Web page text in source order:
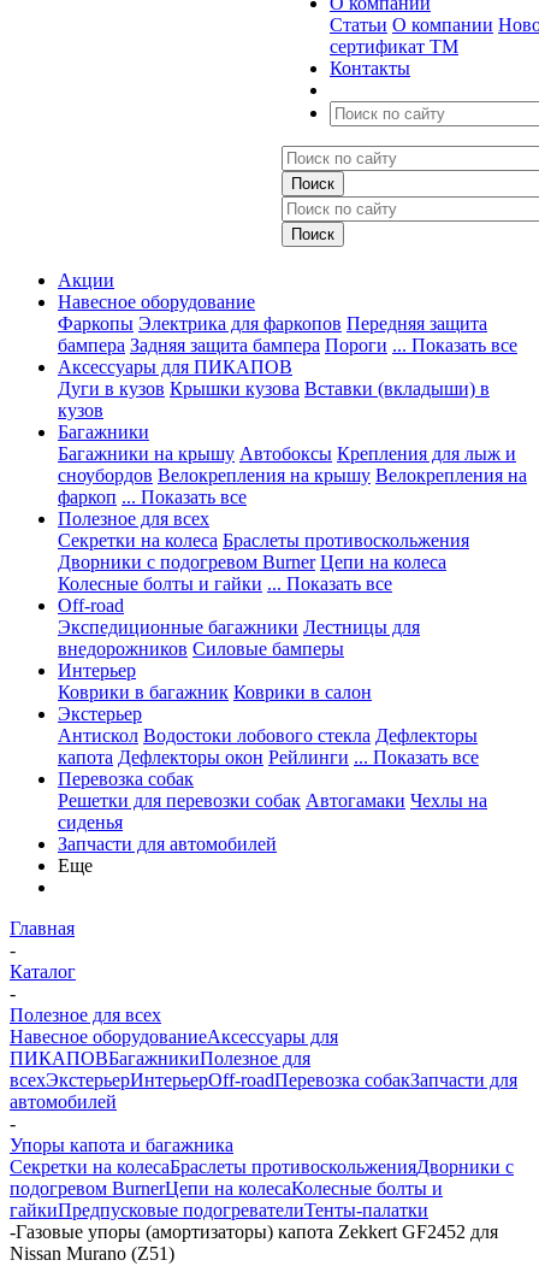
Статьи О компании
сертификат ТМ
Контакты
Акции
Навесное оборудование
Фаркопы Электрика для фаркопов Передняя защита
бампера Задняя защита бампера Пороги ... Показать все
Аксессуары для ПИКАПОВ
Дуги в кузов Крышки кузова Вставки (вкладыши) в
кузов
Багажники
Багажники на крышу Автобоксы Крепления для лыж и
сноубордов Велокрепления на крышу Велокрепления на
фаркоп ... Показать все
Полезное для всех
Секретки на колеса Браслеты противоскольжения
Дворники с подогревом Burner Цепи на колеса
Колесные болты и гайки ... Показать все
Off-road
Экспедиционные багажники Лестницы для
внедорожников Силовые бамперы
Интерьер
Коврики в багажник Коврики в салон
Экстерьер
Антискол Водостоки лобового стекла Дефлекторы
капота Дефлекторы окон Рейлинги ... Показать все
Перевозка собак
Решетки для перевозки собак Автогамаки Чехлы на
сиденья
Запчасти для автомобилей
Еще
Главная
-
Каталог
-
Полезное для всех
Навесное оборудованиеАксессуары для
ПИКАПОВБагажникиПолезное для
всехЭкстерьерИнтерьерOff-roadПеревозка собакЗапчасти для
автомобилей
-
Упоры капота и багажника
Секретки на колесаБраслеты противоскольженияДворники с
подогревом BurnerЦепи на колесаКолесные болты и
гайкиПредпусковые подогревателиТенты-палатки
-Газовые упоры (амортизаторы) капота Zekkert GF2452 для
Nissan Murano (Z51)